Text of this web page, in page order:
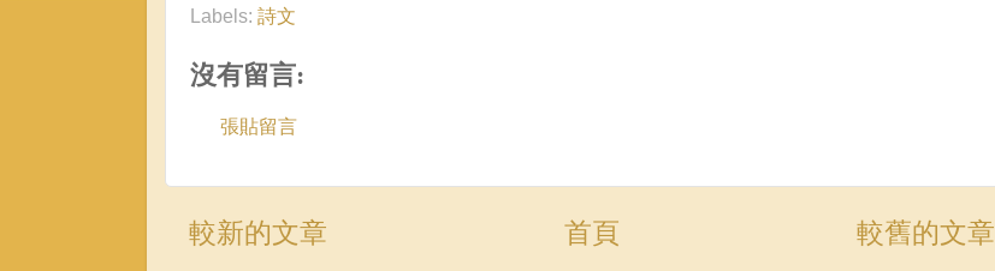
Labels: 詩文
沒有留言:
張貼留言
較新的文章 較舊的文章
首頁